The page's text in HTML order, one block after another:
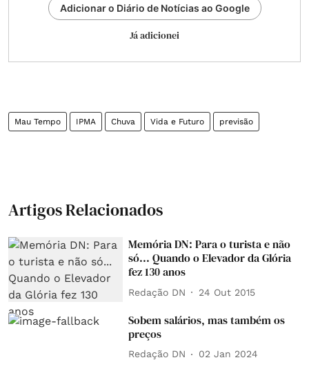
Adicionar o Diário de Notícias ao Google
Já adicionei
Mau Tempo IPMA Chuva Vida e Futuro previsão
Artigos Relacionados
Memória DN: Para o turista e não
só... Quando o Elevador da Glória
fez 130 anos
Redação DN 24 Out 2015
Sobem salários, mas também os
preços
Redação DN 02 Jan 2024